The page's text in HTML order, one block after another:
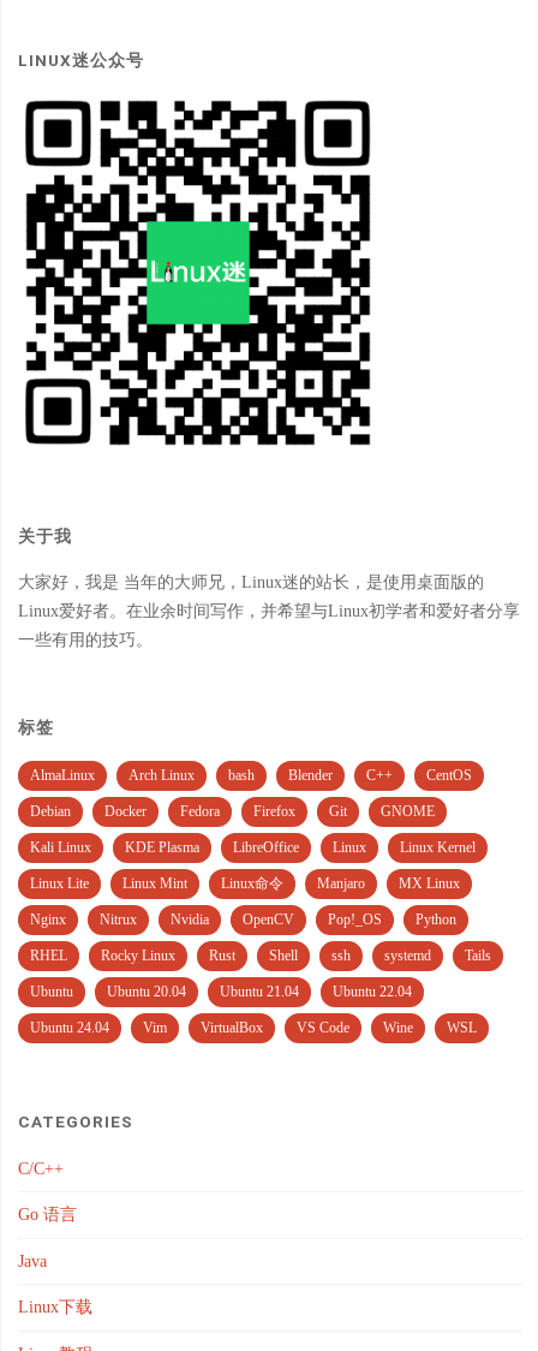
LINUX迷公众号
关于我
大家好，我是 当年的大师兄，Linux迷的站长，是使用桌面版的
Linux爱好者。在业余时间写作，并希望与Linux初学者和爱好者分享
一些有用的技巧。
标签
AlmaLinux Arch Linux bash Blender C++ CentOS
Debian Docker Fedora Firefox Git GNOME
Kali Linux KDE Plasma LibreOffice Linux Linux Kernel
Linux Lite Linux Mint Linux命令 Manjaro MX Linux
Nginx Nitrux Nvidia OpenCV Pop!_OS Python
RHEL Rocky Linux Rust Shell ssh systemd Tails
Ubuntu Ubuntu 20.04 Ubuntu 21.04 Ubuntu 22.04
Ubuntu 24.04 Vim VirtualBox VS Code Wine WSL
CATEGORIES
C/C++
Go 语言
Java
Linux下载